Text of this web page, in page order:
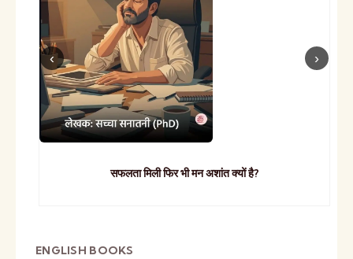
सफलता मिली फिर भी मन अशांत क्यों है?
ENGLISH BOOKS